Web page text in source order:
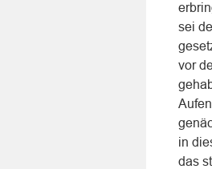
sei
vor
in
das